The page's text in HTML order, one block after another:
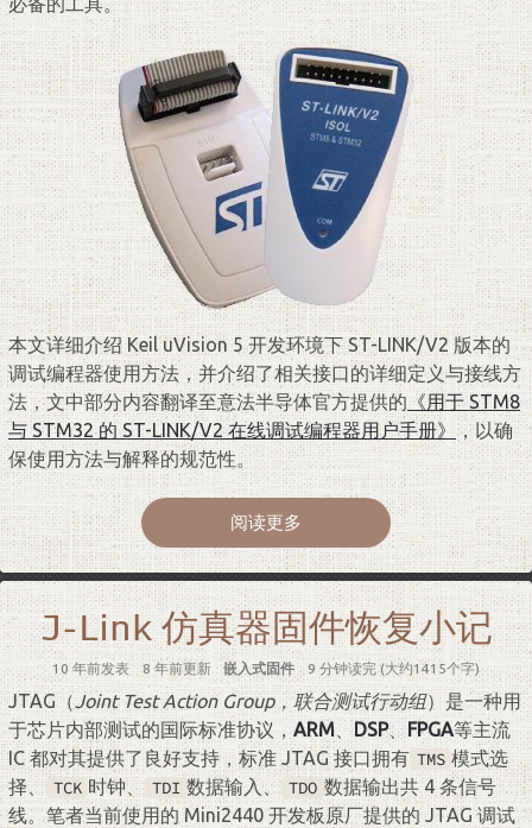
本文详细介绍 Keil uVision 5 开发环境下 ST-LINK/V2 版本的
调试编程器使用方法，并介绍了相关接口的详细定义与接线方
法，文中部分内容翻译至意法半导体官方提供的 《用于 STM8
与 STM32 的 ST-LINK/V2 在线调试编程器用户手册》，以确
保使用方法与解释的规范性。
阅读更多
10 年前发表 8 年前更新 嵌入式固件 9 分钟读完 (大约1415个字)
J-Link 仿真器固件恢复小记
JTAG（Joint Test Action Group，联合测试行动组）是一种用
于芯片内部测试的国际标准协议， ARM、DSP、FPGA等主流
IC 都对其提供了良好支持，标准 JTAG 接口拥有 TMS 模式选
择、 TCK 时钟、 TDI 数据输入、 TDO 数据输出共 4 条信号
线。笔者当前使用的 Mini2440 开发板原厂提供的 JTAG 调试